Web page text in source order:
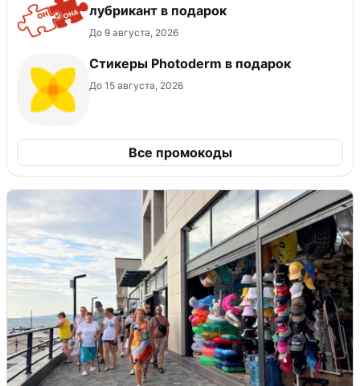
лубрикант в подарок
До 9 августа, 2026
Стикеры Photoderm в подарок
До 15 августа, 2026
Все промокоды